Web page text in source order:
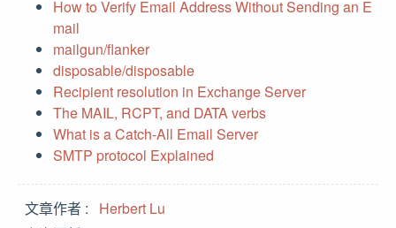
How to Verify Email Address Without Sending an E
mail
mailgun/flanker
disposable/disposable
Recipient resolution in Exchange Server
The MAIL, RCPT, and DATA verbs
What is a Catch-All Email Server
SMTP protocol Explained
文章作者
Herbert Lu